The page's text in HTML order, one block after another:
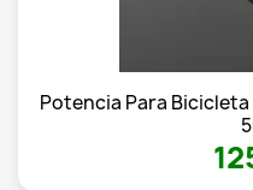
Potencia Para Bicicleta